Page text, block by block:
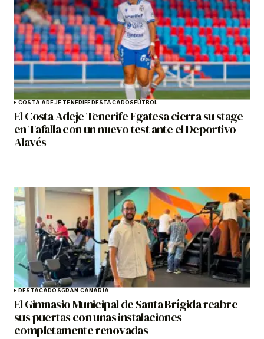
COSTA ADEJE TENERIFEDESTACADOSFÚTBOL
El Costa Adeje Tenerife Egatesa cierra su stage
en Tafalla con un nuevo test ante el Deportivo
Alavés
DESTACADOSGRAN CANARIA
El Gimnasio Municipal de Santa Brígida reabre
sus puertas con unas instalaciones
completamente renovadas